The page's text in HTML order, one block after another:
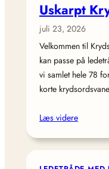
Uskarpt
juli 23, 2026
Velkommen til
kan passe på
vi samlet hele 78
korte
Læs videre